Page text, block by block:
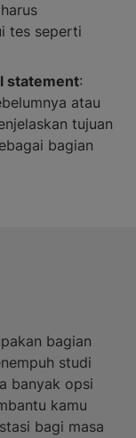
tes seperti
statement:
atau
tujuan
bagian
bagian
studi
banyak opsi
kamu
bagi masa